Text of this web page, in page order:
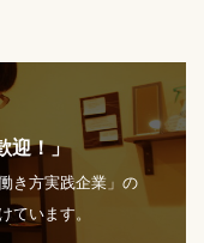
迎！」
き方実践企業」の
います。